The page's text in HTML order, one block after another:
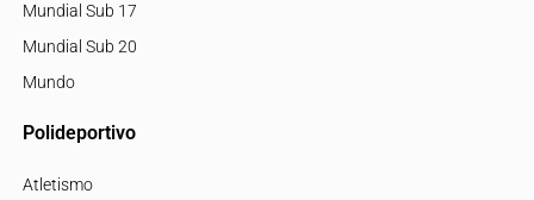
Mundial Sub 17
Mundial Sub 20
Mundo
Polideportivo
Atletismo